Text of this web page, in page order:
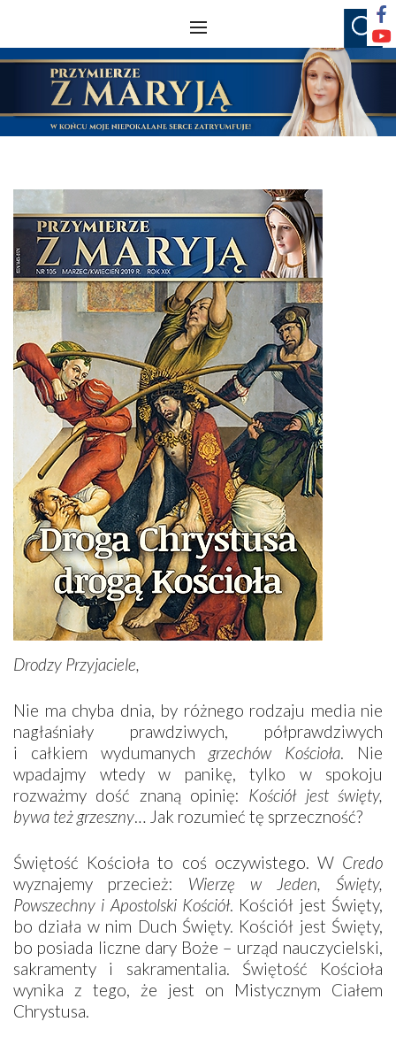
Drodzy Przyjaciele,
Nie ma chyba dnia, by różnego rodzaju media nie
nagłaśniały prawdziwych, półprawdziwych
i całkiem wydumanych grzechów Kościoła. Nie
wpadajmy wtedy w panikę, tylko w spokoju
rozważmy dość znaną opinię: Kościół jest święty,
bywa też grzeszny… Jak rozumieć tę sprzeczność?
Świętość Kościoła to coś oczywistego. W Credo
wyznajemy przecież: Wierzę w Jeden, Święty,
Powszechny i Apostolski Kościół. Kościół jest Święty,
bo działa w nim Duch Święty. Kościół jest Święty,
bo posiada liczne dary Boże – urząd nauczycielski,
sakramenty i sakramentalia. Świętość Kościoła
wynika z tego, że jest on Mistycznym Ciałem
Chrystusa.